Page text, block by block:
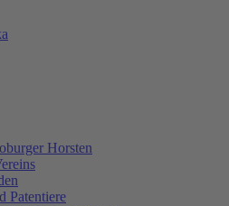
Horsten
Patentiere